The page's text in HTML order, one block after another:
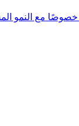
مع النمو